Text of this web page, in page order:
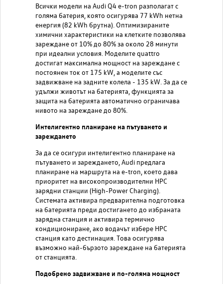
Всички модели на Audi Q4 e-tron разполагат с
голяма батерия, която осигурява 77 kWh нетна
енергия (82 kWh брутна). Оптимизираните
химични характеристики на клетките позволява
зареждане от 10% до 80% за около 28 минути
при идеални условия. Моделите quattro
достигат максимална мощност на зареждане с
постоянен ток от 175 kW, а моделите със
задвижване на задните колела - 135 kW. За да се
удължи животът на батерията, функцията за
защита на батерията автоматично ограничава
нивото на зареждане до 80%.
Интелигентно планиране на пътуването и
зареждането
За да се осигури интелигентно планиране на
пътуването и зареждането, Audi предлага
планиране на маршрута на e-tron, което дава
приоритет на високопроизводителни HPC
зарядни станции (High-Power Charging).
Системата активира предварителна подготовка
на батерията преди достигането до избраната
зарядна станция и активира термично
кондициониране, ако водачът избере HPC
станция като дестинация. Това осигурява
възможно най-бързото зареждане на батерията
от станцията.
Подобрено задвижване и по-голяма мощност